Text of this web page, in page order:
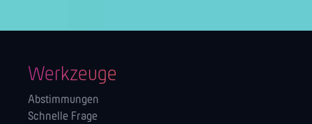
Werkzeuge
Abstimmungen
Schnelle Frage